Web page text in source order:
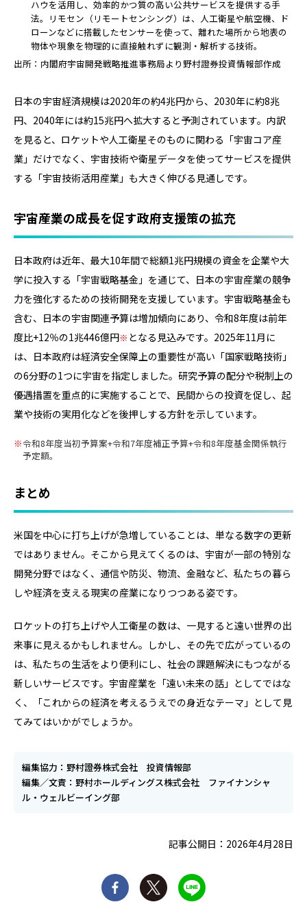
ハウを活用し、効率的かつ質の高い公共サービスを提供する手
法。リモセン（リモートセンシング）は、人工衛星や航空機、ド
ローンなどに搭載したセンサーを使って、離れた場所から地表の
物体や現象を物理的に直接触れずに観測・解析する技術。
出所：内閣府宇宙開発戦略推進事務局より野村證券投資情報部作成
日本の宇宙経済規模は2020年の約4兆円から、2030年に約8兆
円、2040年には約15兆円へ拡大すると予測されています。内訳
を見ると、ロケットや人工衛星そのものに関わる「宇宙コア産
業」だけでなく、宇宙技術や衛星データを使ってサービスを提供
する「宇宙技術活用産業」も大きく伸びる見通しです。
宇宙産業の成長を促す政府支援策の拡充
日本政府は近年、最大10年間で総額1兆円規模の資金を企業や大
学に投入する「宇宙戦略基金」を通じて、日本の宇宙産業の競争
力を強化するための技術開発を支援しています。宇宙戦略基金も
含む、日本の宇宙関連予算は増加傾向にあり、令和8年度は前年
度比+12％の1兆446億円
となる見込みです。2025年11月に
は、日本政府は経済安全保障上の重要性が高い「国家戦略技術」
の6分野の1つに宇宙を指定しました。研究予算の配分や税制上の
優遇措置を重点的に実施することで、民間からの投資を促し、起
業や技術の実用化などを後押しする方針を示しています。
令和8年度当初予算案+令和7年度補正予算+令和8年度基金関係執行
予定額。
まとめ
米国を中心に打ち上げが急増していることは、単なる数字の更新
ではありません。そこから見えてくるのは、宇宙が一部の特別な
開発分野ではなく、通信や防災、物流、金融など、私たちの暮ら
しや経済を支える現実の産業になりつつある姿です。
ロケットの打ち上げや人工衛星の数は、一見すると遠い世界の出
来事に見えるかもしれません。しかし、その先で広がっているの
は、私たちの生活をより便利にし、社会の課題解決にもつながる
新しいサービスです。宇宙産業を「遠い未来の話」としてではな
く、「これからの経済を考えるうえでの身近なテーマ」として見
てみてはいかがでしょうか。
編集協力：野村證券株式会社 投資情報部
編集／文責：野村ホールディングス株式会社 ファイナンシャ
ル・ウェルビーイング部
記事公開日：2026年4月28日